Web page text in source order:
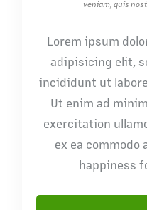
veniam, quis
Lorem ipsum
adipisicing elit,
incididunt ut
Ut enim ad
exercitation
ex ea commodo
happiness